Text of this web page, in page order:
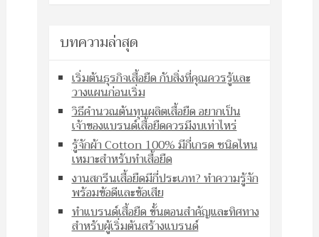
บทความล่าสุด
เริ่มต้นธุรกิจเสื้อยืด กับสิ่งที่คุณควรรู้และ
วางแผนก่อนเริ่ม
วิธีคำนวณต้นทุนผลิตเสื้อยืด อยากเป็น
เจ้าของแบรนด์เสื้อยืดควรมีงบเท่าไหร่
รู้จักผ้า Cotton 100% มีกี่เกรด ชนิดไหน
เหมาะสำหรับทำเสื้อยืด
งานสกรีนเสื้อยืดมีกี่ประเภท? ทำความรู้จัก
พร้อมข้อดีและข้อเสีย
ทำแบรนด์เสื้อยืด ขั้นตอนสำคัญและทิศทาง
สำหรับผู้เริ่มต้นสร้างแบรนด์